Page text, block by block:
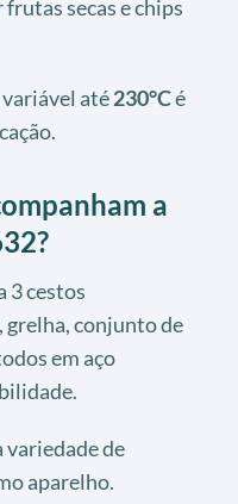
secas e chips
até230°Cé
a
3 cestos
conjunto de
em aço
variedade de
aparelho.